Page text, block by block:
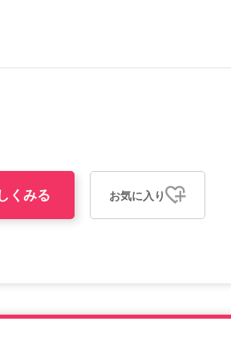
くみる お気に入り